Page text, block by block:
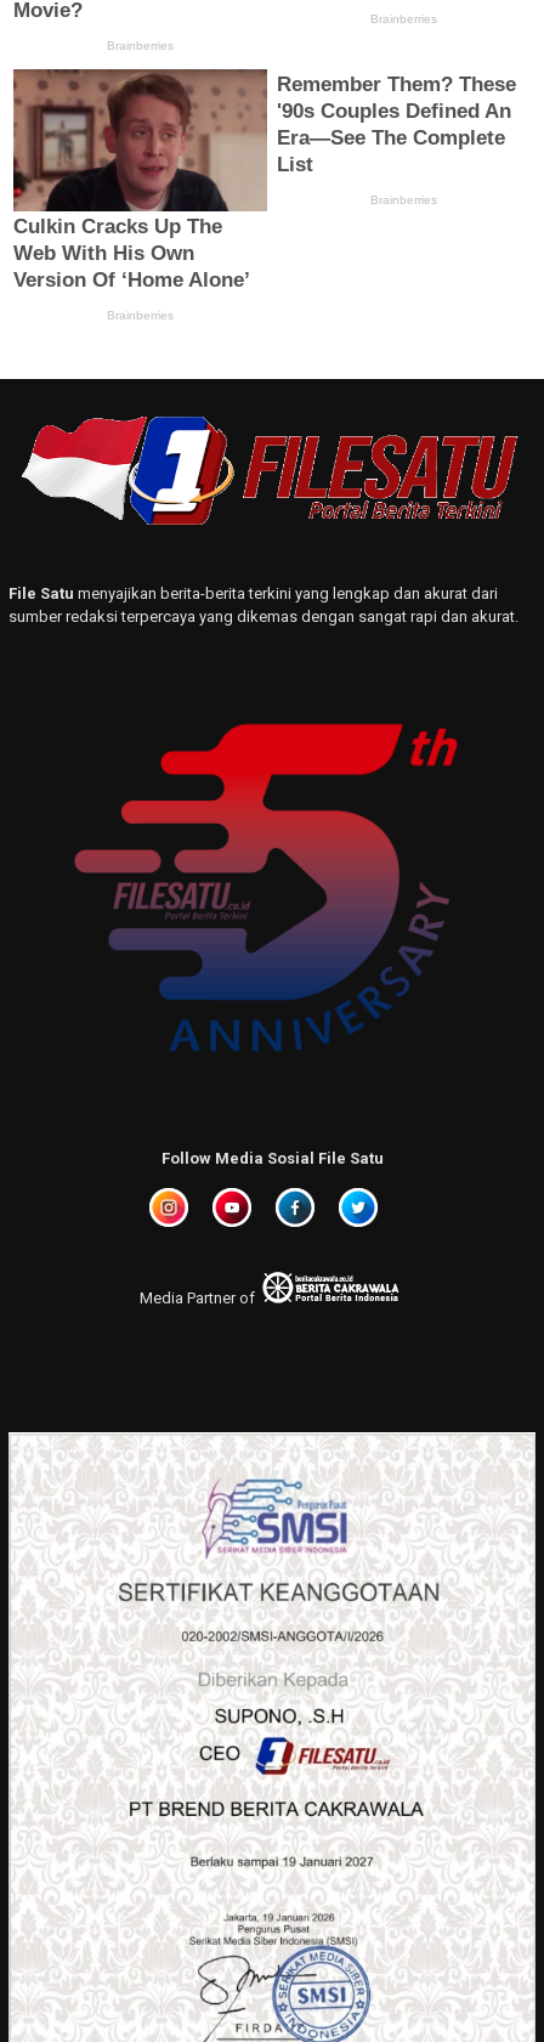
File Satu menyajikan berita-berita terkini yang lengkap dan akurat dari
sumber redaksi terpercaya yang dikemas dengan sangat rapi dan akurat.
Follow Media Sosial File Satu
Media Partner of